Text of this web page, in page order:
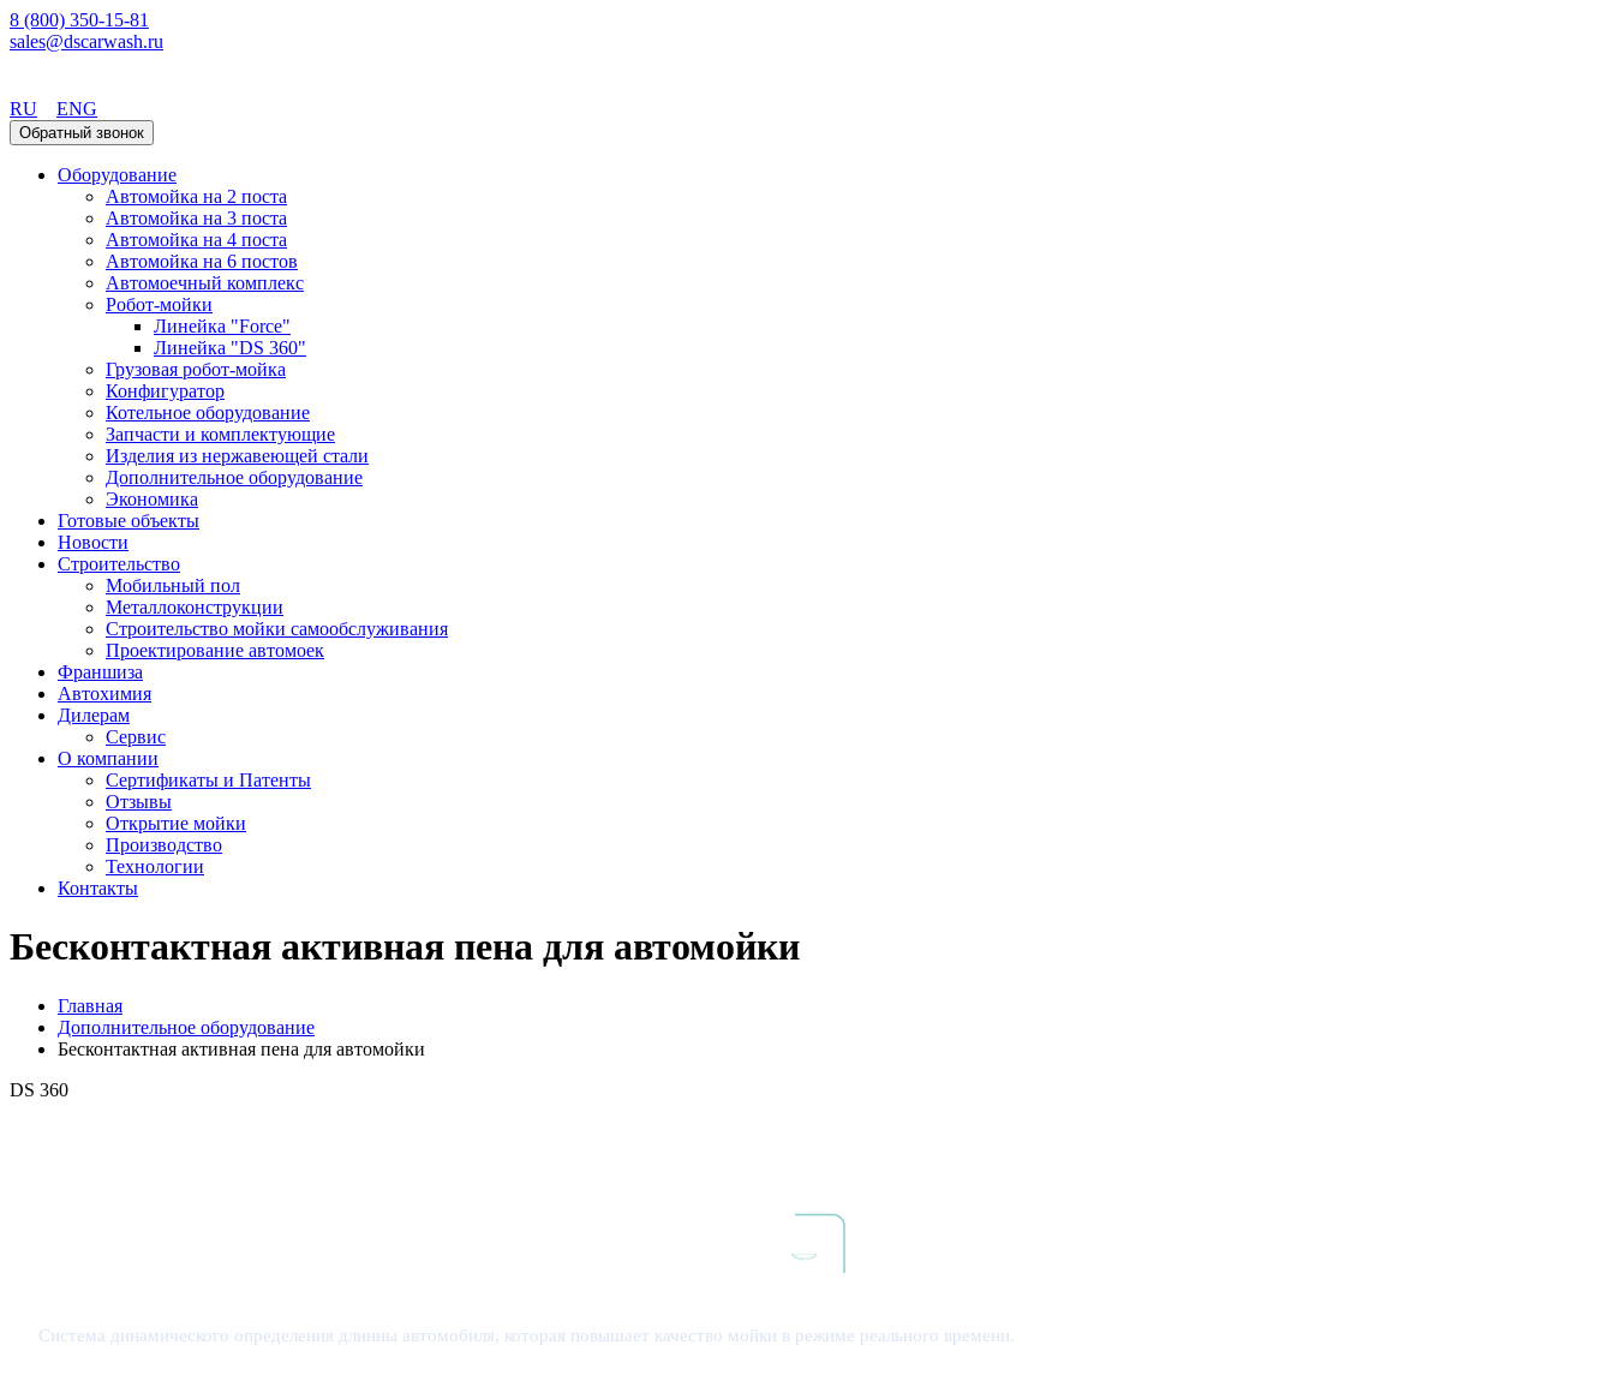
8 (800) 350-15-81
sales@dscarwash.ru
RU
ENG
Обратный звонок
Оборудование
Автомойка на 2 поста
Автомойка на 3 поста
Автомойка на 4 поста
Автомойка на 6 постов
Автомоечный комплекс
Робот-мойки
Линейка "Force"
Линейка "DS 360"
Грузовая робот-мойка
Конфигуратор
Котельное оборудование
Запчасти и комплектующие
Изделия из нержавеющей стали
Дополнительное оборудование
Экономика
Готовые объекты
Новости
Строительство
Мобильный пол
Металлоконструкции
Строительство мойки самообслуживания
Проектирование автомоек
Франшиза
Автохимия
Дилерам
Сервис
О компании
Сертификаты и Патенты
Отзывы
Открытие мойки
Производство
Технологии
Контакты
Бесконтактная активная пена для автомойки
Главная
Дополнительное оборудование
Бесконтактная активная пена для автомойки
DS 360
Система динамического определения длинны автомобиля, которая повышает качество мойки в режиме реального времени.